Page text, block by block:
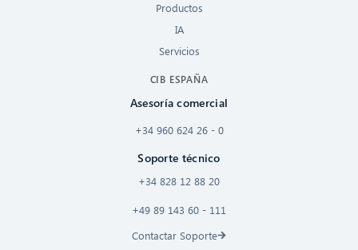
Productos
IA
Servicios
CIB ESPAÑA
Asesoría comercial
+34 960 624 26 - 0
Soporte técnico
+34 828 12 88 20
+49 89 143 60 - 111
Contactar Soporte